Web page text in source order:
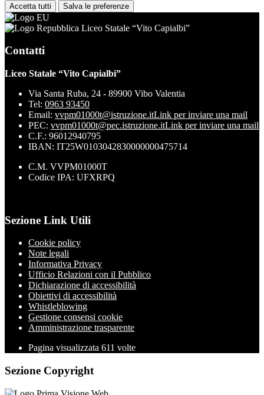
Accetta tutti Salva le preferenze
Liceo Statale “Vito Capialbi”
Contatti
Liceo Statale “Vito Capialbi”
Via Santa Ruba, 24 - 89900 Vibo Valentia
Tel: 0963 93450
Email: vvpm01000t@istruzione.itLink per inviare una mail
PEC: vvpm01000t@pec.istruzione.itLink per inviare una mail
C.F.: 96012940795
IBAN: IT25W0103042830000000475714
C.M. VVPM01000T
Codice IPA: UFXRPQ
Sezione Link Utili
Cookie policy
Note legali
Informativa Privacy
Ufficio Relazioni con il Pubblico
Dichiarazione di accessibilità
Obiettivi di accessibilità
Whistleblowing
Gestione consensi cookie
Amministrazione trasparente
Pagina visualizzata 611 volte
Sezione Copyright